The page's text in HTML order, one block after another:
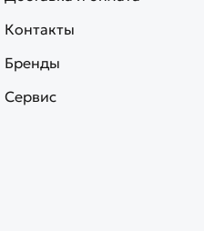
Контакты
Бренды
Сервис